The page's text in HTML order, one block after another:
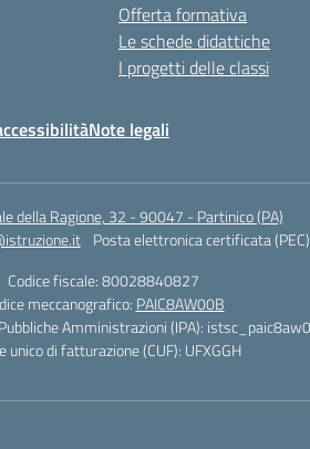
Offerta formativa
Le schede didattiche
I progetti delle classi
Note legali
della Ragione, 32 - 90047 - Partinico (PA)
Posta elettronica certificata
Codice fiscale: 80028840827
meccanografico: PAIC8AW00B
Amministrazioni (IPA):
unico di fatturazione (CUF): UFXGGH